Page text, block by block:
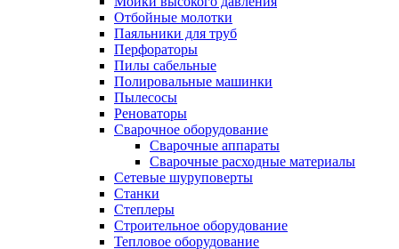
Отбойные молотки
Паяльники для труб
Перфораторы
Пилы сабельные
Полировальные машинки
Пылесосы
Реноваторы
Сварочное оборудование
Сварочные аппараты
Сварочные расходные материалы
Сетевые шуруповерты
Станки
Степлеры
Строительное оборудование
Тепловое оборудование